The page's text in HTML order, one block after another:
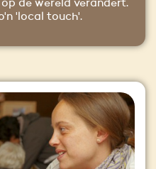
de wereld verandert.
'local touch'.